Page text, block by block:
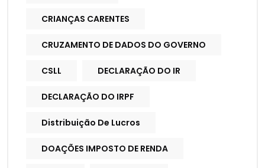
CRIANÇAS CARENTES
CRUZAMENTO DE DADOS DO GOVERNO
CSLL DECLARAÇÃO DO IR
DECLARAÇÃO DO IRPF
Distribuição De Lucros
DOAÇÕES IMPOSTO DE RENDA